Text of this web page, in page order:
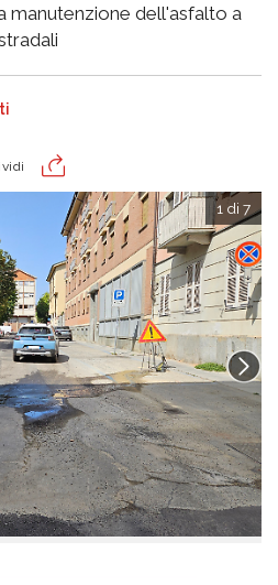
manutenzione dell'asfalto a
1 di 7